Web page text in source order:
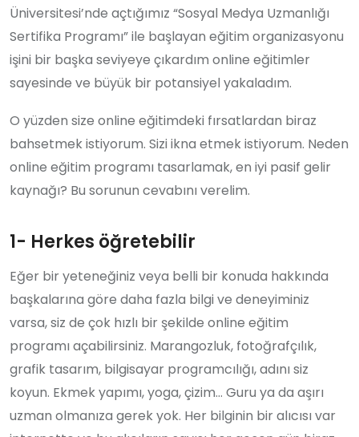
Üniversitesi’nde açtığımız “Sosyal Medya Uzmanlığı
Sertifika Programı” ile başlayan eğitim organizasyonu
işini bir başka seviyeye çıkardım online eğitimler
sayesinde ve büyük bir potansiyel yakaladım.
O yüzden size online eğitimdeki fırsatlardan biraz
bahsetmek istiyorum. Sizi ikna etmek istiyorum. Neden
online eğitim programı tasarlamak, en iyi pasif gelir
kaynağı? Bu sorunun cevabını verelim.
1- Herkes öğretebilir
Eğer bir yeteneğiniz veya belli bir konuda hakkında
başkalarına göre daha fazla bilgi ve deneyiminiz
varsa, siz de çok hızlı bir şekilde online eğitim
programı açabilirsiniz. Marangozluk, fotoğrafçılık,
grafik tasarım, bilgisayar programcılığı, adını siz
koyun. Ekmek yapımı, yoga, çizim… Guru ya da aşırı
uzman olmanıza gerek yok. Her bilginin bir alıcısı var